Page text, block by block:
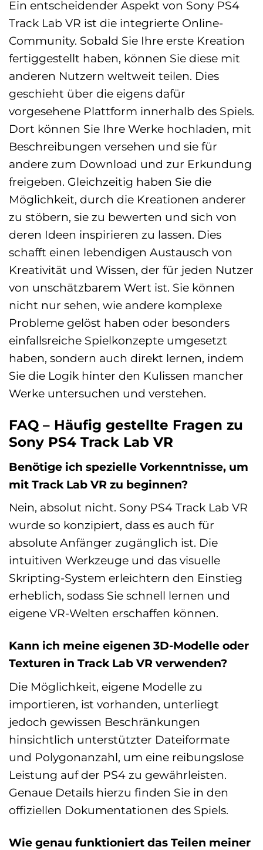
Ein entscheidender Aspekt von Sony PS4
Track Lab VR ist die integrierte Online-
Community. Sobald Sie Ihre erste Kreation
fertiggestellt haben, können Sie diese mit
anderen Nutzern weltweit teilen. Dies
geschieht über die eigens dafür
vorgesehene Plattform innerhalb des Spiels.
Dort können Sie Ihre Werke hochladen, mit
Beschreibungen versehen und sie für
andere zum Download und zur Erkundung
freigeben. Gleichzeitig haben Sie die
Möglichkeit, durch die Kreationen anderer
zu stöbern, sie zu bewerten und sich von
deren Ideen inspirieren zu lassen. Dies
schafft einen lebendigen Austausch von
Kreativität und Wissen, der für jeden Nutzer
von unschätzbarem Wert ist. Sie können
nicht nur sehen, wie andere komplexe
Probleme gelöst haben oder besonders
einfallsreiche Spielkonzepte umgesetzt
haben, sondern auch direkt lernen, indem
Sie die Logik hinter den Kulissen mancher
Werke untersuchen und verstehen.
FAQ – Häufig gestellte Fragen zu
Sony PS4 Track Lab VR
Benötige ich spezielle Vorkenntnisse, um
mit Track Lab VR zu beginnen?
Nein, absolut nicht. Sony PS4 Track Lab VR
wurde so konzipiert, dass es auch für
absolute Anfänger zugänglich ist. Die
intuitiven Werkzeuge und das visuelle
Skripting-System erleichtern den Einstieg
erheblich, sodass Sie schnell lernen und
eigene VR-Welten erschaffen können.
Kann ich meine eigenen 3D-Modelle oder
Texturen in Track Lab VR verwenden?
Die Möglichkeit, eigene Modelle zu
importieren, ist vorhanden, unterliegt
jedoch gewissen Beschränkungen
hinsichtlich unterstützter Dateiformate
und Polygonanzahl, um eine reibungslose
Leistung auf der PS4 zu gewährleisten.
Genaue Details hierzu finden Sie in den
offiziellen Dokumentationen des Spiels.
Wie genau funktioniert das Teilen meiner